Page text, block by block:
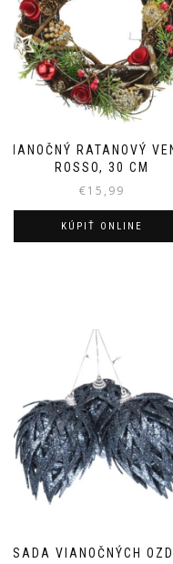
VIANOČNÝ RATANOVÝ
ROSSO, 30 CM
€15,99
KÚPIŤ ONLINE
SADA VIANOČNÝCH